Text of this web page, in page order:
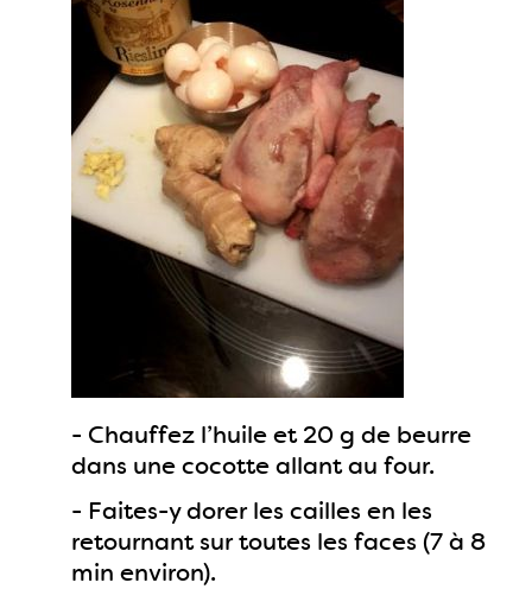
- Chauffez l’huile et 20 g de beurre
dans une cocotte allant au four.
- Faites-y dorer les cailles en les
retournant sur toutes les faces (7 à 8
min environ).